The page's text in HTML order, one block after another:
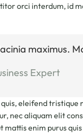
orci interdum, id
maximus.
Expert
eleifend
nec aliquam elit
mattis enim purus